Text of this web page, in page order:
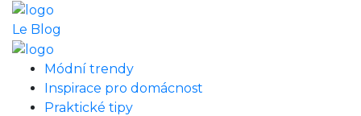
Le Blog
Módní trendy
Inspirace pro domácnost
Praktické tipy